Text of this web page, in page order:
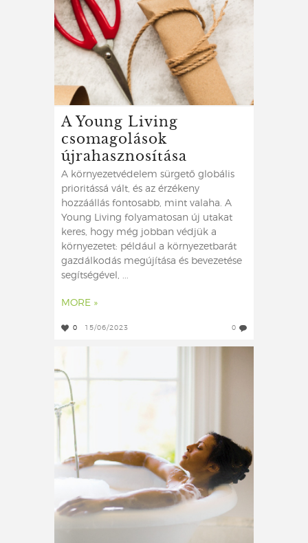
A Young Living
csomagolások
újrahasznosítása
A környezetvédelem sürgető globális
prioritássá vált, és az érzékeny
hozzáállás fontosabb, mint valaha. A
Young Living folyamatosan új utakat
keres, hogy még jobban védjük a
környezetet: például a környezetbarát
gazdálkodás megújítása és bevezetése
segítségével, ...
MORE »
0 15/06/2023 0